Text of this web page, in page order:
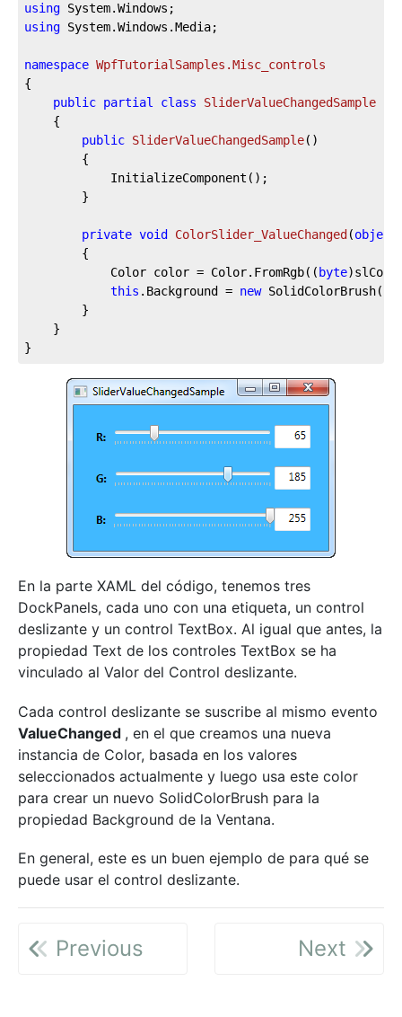
using
using System.Windows.Media;
namespace WpfTutorialSamples.Misc_controls
{
public partial class SliderValueChangedSample
public SliderValueChangedSample( )
private void ColorSlider_ValueChanged (object
			Color color = Color.FromRgb((
byte
this .Background = new
}
En la parte XAML del código, tenemos tres
DockPanels, cada uno con una etiqueta, un control
deslizante y un control TextBox. Al igual que antes, la
propiedad Text de los controles TextBox se ha
vinculado al Valor del Control deslizante.
Cada control deslizante se suscribe al mismo evento
ValueChanged , en el que creamos una nueva
instancia de Color, basada en los valores
seleccionados actualmente y luego usa este color
para crear un nuevo SolidColorBrush para la
propiedad Background de la Ventana.
En general, este es un buen ejemplo de para qué se
puede usar el control deslizante.
Previous Next